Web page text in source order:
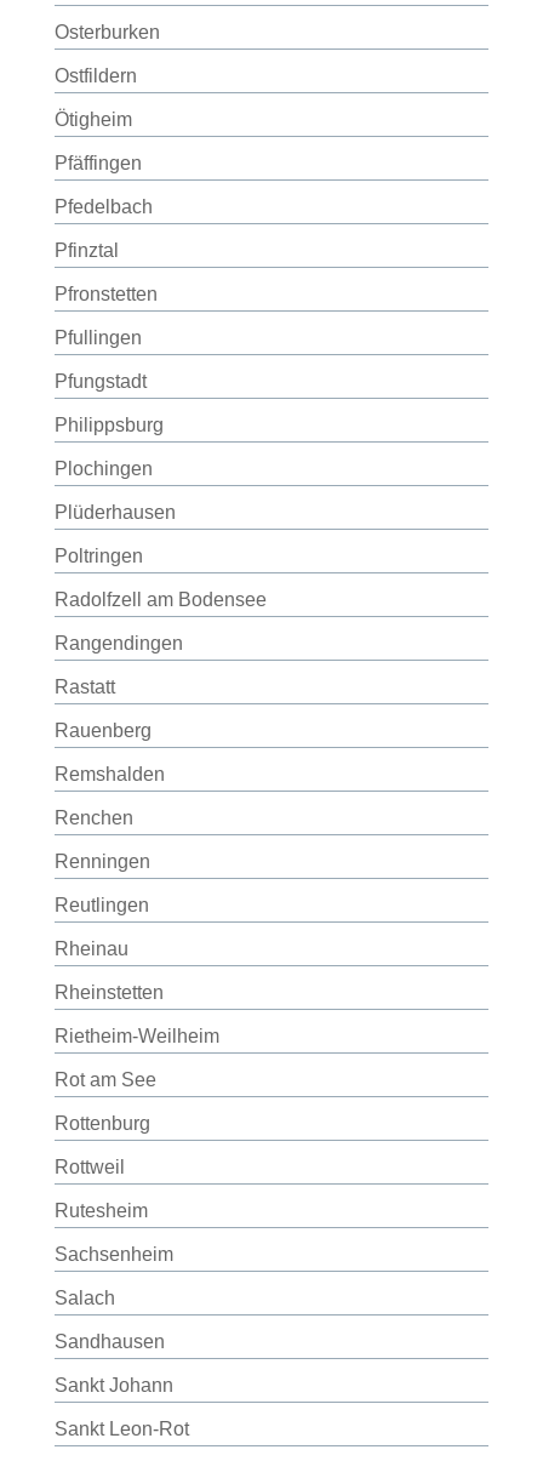
Osterburken
Ostfildern
Ötigheim
Pfäffingen
Pfedelbach
Pfinztal
Pfronstetten
Pfullingen
Pfungstadt
Philippsburg
Plochingen
Plüderhausen
Poltringen
Radolfzell am Bodensee
Rangendingen
Rastatt
Rauenberg
Remshalden
Renchen
Renningen
Reutlingen
Rheinau
Rheinstetten
Rietheim-Weilheim
Rot am See
Rottenburg
Rottweil
Rutesheim
Sachsenheim
Salach
Sandhausen
Sankt Johann
Sankt Leon-Rot